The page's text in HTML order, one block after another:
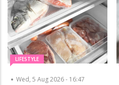
LIFESTYLE
Wed, 5 Aug 2026 - 16:47